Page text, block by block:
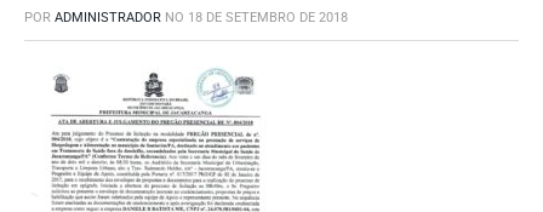
POR ADMINISTRADOR NO 18 DE SETEMBRO DE 2018